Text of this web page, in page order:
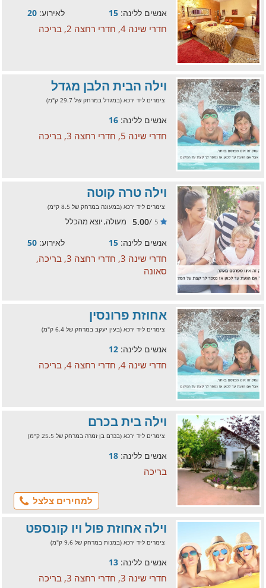
אנשים ללינה: 15 לאירוע: 20
חדרי שינה 4, חדרי רחצה 2, בריכה
וילה הבית הלבן מגדל
צימרים ליד ירכא (במגדל במרחק של 29.7 ק"מ)
אנשים ללינה: 16
חדרי שינה 5, חדרי רחצה 3, בריכה
וילה טרה קוטה
צימרים ליד ירכא (במעונה במרחק של 8.5 ק"מ)
5
/
5.00 מעולה, יוצא מהכלל
אנשים ללינה: 15 לאירוע: 50
חדרי שינה 3, חדרי רחצה 3, בריכה,
סאונה
אחוזת פרונסין
צימרים ליד ירכא (בעין יעקב במרחק של 6.4 ק"מ)
אנשים ללינה: 12
חדרי שינה 4, חדרי רחצה 4, בריכה
וילה בית בכרם
צימרים ליד ירכא (בכרם בן זמרה במרחק של 25.5 ק"מ)
אנשים ללינה: 18
בריכה
למחירים צלצל
וילה אחוזת פול ויו קונספט
צימרים ליד ירכא (במנות במרחק של 9.6 ק"מ)
אנשים ללינה: 13
חדרי שינה 3, חדרי רחצה 3, בריכה